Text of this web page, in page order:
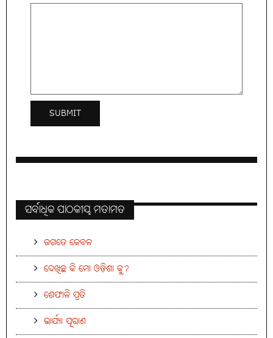
ସର୍ବାଧିକ ପାଠକୀୟ ମତାମତ
ଜଗତେ କେବଳ
ଦେଖିଛ କି ମୋ ଓଡ଼ିଶା କୁ?
ଶେଫାଳି ପ୍ରତି
ଭାର୍ଯ୍ୟା ପୂରାଣ